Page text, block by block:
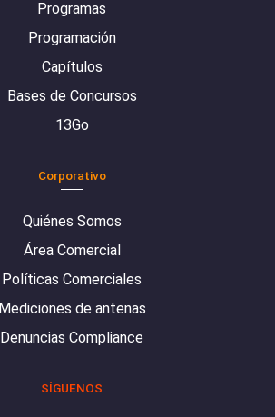
Programas
Programación
Capítulos
Bases de Concursos
13Go
Corporativo
Quiénes Somos
Área Comercial
Políticas Comerciales
Mediciones de antenas
Denuncias Compliance
SÍGUENOS